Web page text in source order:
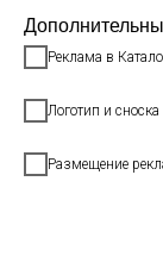
Реклама в
Логотип и
Размещение